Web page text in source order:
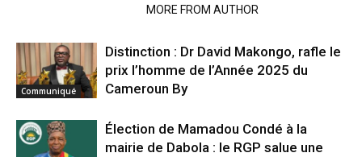
MORE FROM AUTHOR
Communiqué
Distinction : Dr David Makongo, rafle le
prix l’homme de l’Année 2025 du
Cameroun By
Élection de Mamadou Condé à la
mairie de Dabola : le RGP salue une